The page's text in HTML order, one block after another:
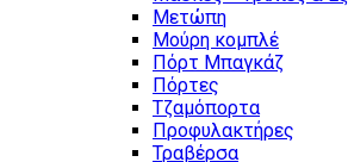
Μετώπη
Μούρη κομπλέ
Πόρτ Μπαγκάζ
Πόρτες
Τζαμόπορτα
Προφυλακτήρες
Τραβέρσα